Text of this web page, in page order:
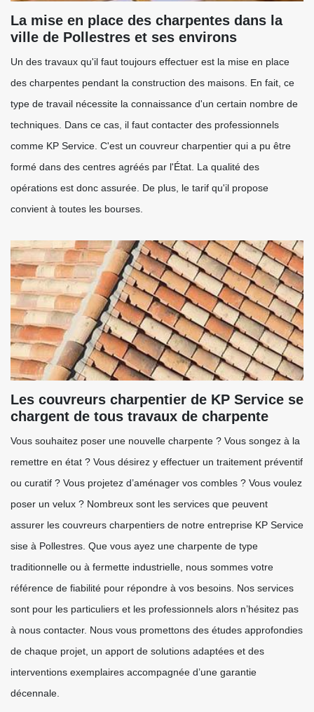
La mise en place des charpentes dans la
ville de Pollestres et ses environs
Un des travaux qu'il faut toujours effectuer est la mise en place
des charpentes pendant la construction des maisons. En fait, ce
type de travail nécessite la connaissance d'un certain nombre de
techniques. Dans ce cas, il faut contacter des professionnels
comme KP Service. C'est un couvreur charpentier qui a pu être
formé dans des centres agréés par l'État. La qualité des
opérations est donc assurée. De plus, le tarif qu'il propose
convient à toutes les bourses.
Les couvreurs charpentier de KP Service se
chargent de tous travaux de charpente
Vous souhaitez poser une nouvelle charpente ? Vous songez à la
remettre en état ? Vous désirez y effectuer un traitement préventif
ou curatif ? Vous projetez d’aménager vos combles ? Vous voulez
poser un velux ? Nombreux sont les services que peuvent
assurer les couvreurs charpentiers de notre entreprise KP Service
sise à Pollestres. Que vous ayez une charpente de type
traditionnelle ou à fermette industrielle, nous sommes votre
référence de fiabilité pour répondre à vos besoins. Nos services
sont pour les particuliers et les professionnels alors n’hésitez pas
à nous contacter. Nous vous promettons des études approfondies
de chaque projet, un apport de solutions adaptées et des
interventions exemplaires accompagnée d’une garantie
décennale.